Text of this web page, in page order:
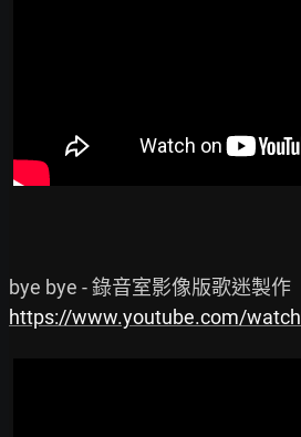
https://www.youtube.com/